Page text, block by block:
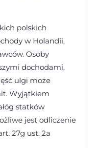
polskich
w Holandii,
Osoby
dochodami,
ulgi może
Wyjątkiem
statków
jest odliczenie
27g ust. 2a